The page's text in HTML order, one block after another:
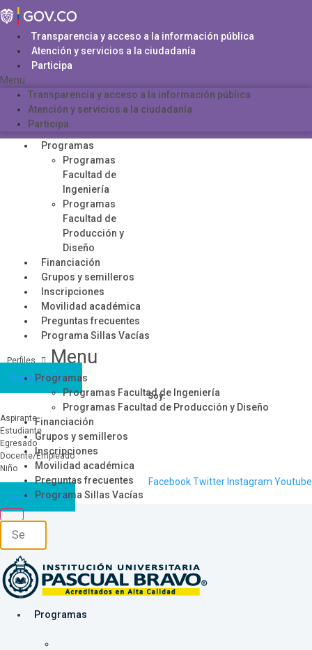
Saltar
al
contenidoTransparencia y acceso a la información pública
Atención y servicios a la ciudadanía
Participa
Menu
Transparencia y acceso a la información pública
Atención y servicios a la ciudadanía
Participa
Programas
Programas
Facultad de
Ingeniería
Programas
Facultad de
Producción y
Diseño
Financiación
Grupos y semilleros
Inscripciones
Movilidad académica
Preguntas frecuentes
Programa Sillas Vacías
Menu
Programas
Programas Facultad de Ingeniería
Programas Facultad de Producción y Diseño
Financiación
Grupos y semilleros
Inscripciones
Movilidad académica
Preguntas frecuentes
Programa Sillas Vacías
Acceso SICAU
Soy:
Aspirante
Estudiante
Egresado
Docente/Empleado
Niño
FacebookTwitter Instagram Youtube
Acceso SICAU
Programas